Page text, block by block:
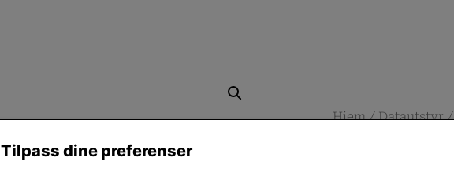
Hjem/Datautstyr
Tilpass dine preferenser